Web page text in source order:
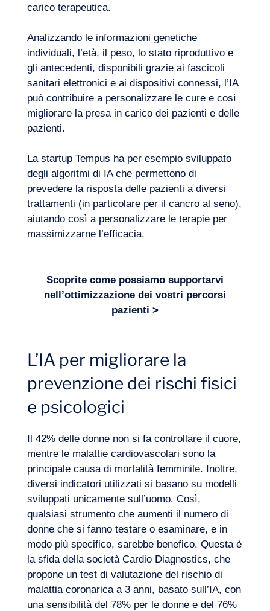
carico terapeutica.
Analizzando le informazioni genetiche
individuali, l’età, il peso, lo stato riproduttivo e
gli antecedenti, disponibili grazie ai fascicoli
sanitari elettronici e ai dispositivi connessi, l’IA
può contribuire a personalizzare le cure e così
migliorare la presa in carico dei pazienti e delle
pazienti.
La startup Tempus ha per esempio sviluppato
degli algoritmi di IA che permettono di
prevederela risposta delle pazienti a diversi
trattamenti (in particolare per il cancro al seno),
aiutando così a personalizzare le terapie per
massimizzarne l’efficacia.
Scoprite come possiamo supportarvi
nell’ottimizzazione dei vostri percorsi
pazienti >
L’IA per migliorare la
prevenzione dei rischi fisici
e psicologici
Il 42% delle donne non si fa controllare il cuore,
mentre le malattie cardiovascolari sono la
principale causa di mortalità femminile. Inoltre,
diversi indicatori utilizzati si basano su modelli
sviluppati unicamente sull’uomo. Così,
qualsiasi strumento che aumenti il numero di
donne che si fanno testare o esaminare, e in
modo più specifico, sarebbe benefico. Questa è
la sfida della società Cardio Diagnostics, che
propone un test di valutazione del rischio di
malattia coronarica a 3 anni, basato sull’IA, con
una sensibilità del 78% per le donne e del 76%